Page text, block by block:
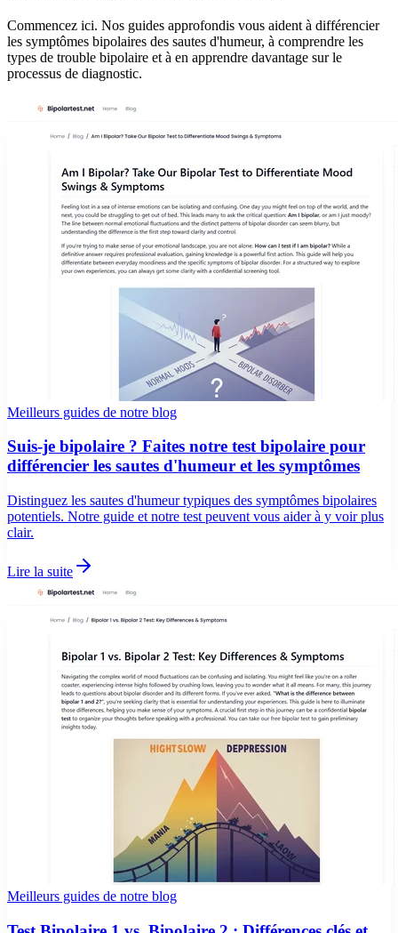
Commencez ici. Nos guides approfondis vous aident à différencier
les symptômes bipolaires des sautes d'humeur, à comprendre les
types de trouble bipolaire et à en apprendre davantage sur le
processus de diagnostic.
Meilleurs guides de notre blog
Suis-je bipolaire ? Faites notre test bipolaire pour
différencier les sautes d'humeur et les symptômes
Distinguez les sautes d'humeur typiques des symptômes bipolaires
potentiels. Notre guide et notre test peuvent vous aider à y voir plus
clair.
Lire la suite
Meilleurs guides de notre blog